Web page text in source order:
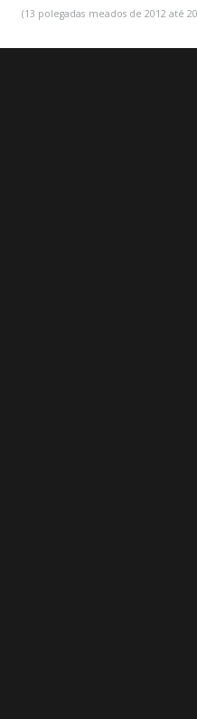
(13 polegadas meados de 2012 até